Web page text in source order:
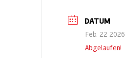
DATUM
Feb. 22 2026
Abgelaufen!